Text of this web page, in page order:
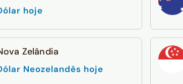
hoje
Zelândia
Neozelandês hoje